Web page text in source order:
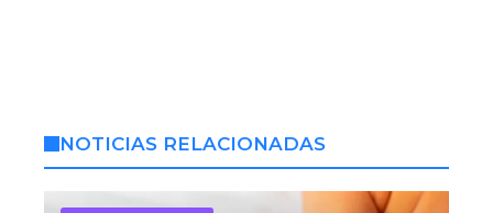
NOTICIAS RELACIONADAS